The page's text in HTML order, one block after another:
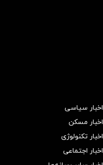
اخبار سیاسی
اخبار مسکن
اخبار تکنولوژی
اخبار اجتماعی